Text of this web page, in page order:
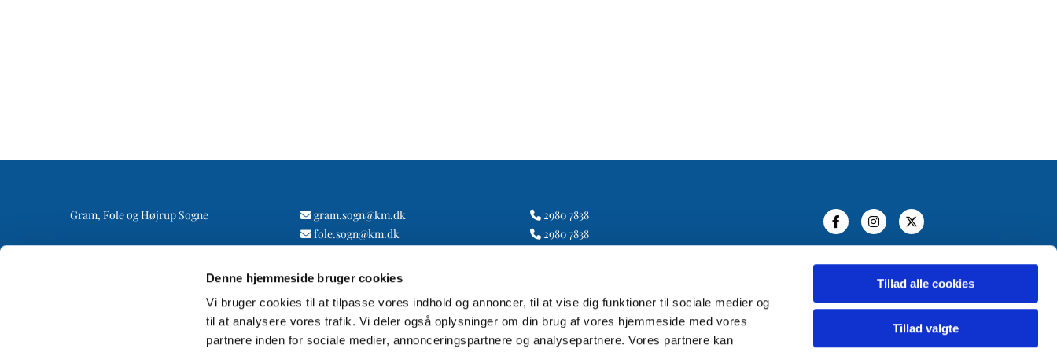
Denne hjemmeside bruger cookies
Vi bruger cookies til at tilpasse vores indhold og annoncer, til at vise dig funktioner til sociale medier og
til at analysere vores trafik. Vi deler også oplysninger om din brug af vores hjemmeside med vores
partnere inden for sociale medier, annonceringspartnere og analysepartnere. Vores partnere kan
Tillad alle cookies
Tillad valgte
Gram, Fole og Højrup Sogne gram.sogn@km.dk
fole.sogn@km.dk
 2980 7838
 2980 7838